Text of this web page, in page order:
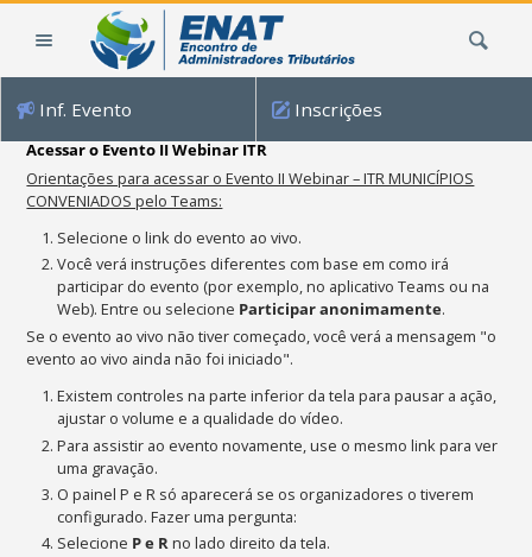
Inf. Evento Inscrições
Acessar o Evento II Webinar ITR
Orientações para acessar o Evento II Webinar – ITR MUNICÍPIOS
CONVENIADOS pelo Teams:
Selecione o link do evento ao vivo.
Você verá instruções diferentes com base em como irá
participar do evento (por exemplo, no aplicativo Teams ou na
Web). Entre ou selecione Participar anonimamente.
Se o evento ao vivo não tiver começado, você verá a mensagem "o
evento ao vivo ainda não foi iniciado".
Existem controles na parte inferior da tela para pausar a ação,
ajustar o volume e a qualidade do vídeo.
Para assistir ao evento novamente, use o mesmo link para ver
uma gravação.
O painel P e R só aparecerá se os organizadores o tiverem
configurado. Fazer uma pergunta:
Selecione P e Rno lado direito da tela.